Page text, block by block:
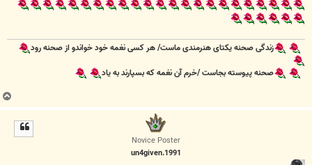
زندگی صحنه یکتای هنرمندی ماست/ هر کسی نغمه خود خواندو از صحنه رود
صحنه پیوسته بجاست /خرم آن نغمه که بسپارند به یاد
ب
ا
Novice Poster
un4given.1991